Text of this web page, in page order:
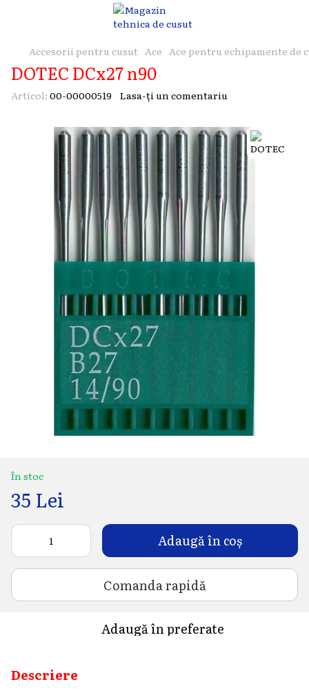
Accesorii pentru cusut Ace Ace pentru echipamente de
DOTEC DCx27 n90
Articol: 00-00000519 Lasa-ți un comentariu
În stoc
35 Lei
Adaugă în coș
Comanda rapidă
Adaugă în preferate
Descriere